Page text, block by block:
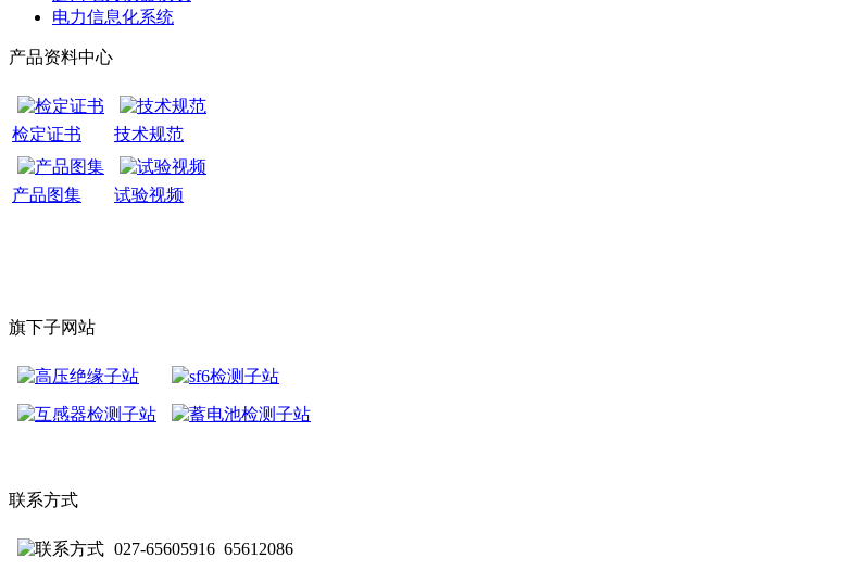
电力信息化系统
产品资料中心
检定证书 技术规范
产品图集 试验视频
旗下子网站
联系方式
027-65605916 65612086